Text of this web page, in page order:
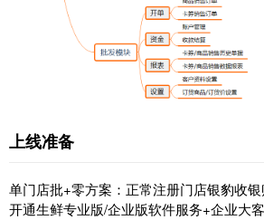
上线准备
单门店批+零方案：正常注册门店银豹收
开通生鲜专业版/企业版软件服务+企业大客